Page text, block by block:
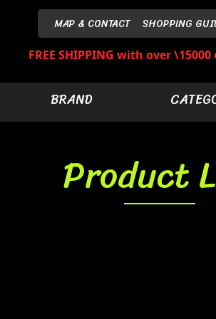
MAP & CONTACT SHOPPING
FREE SHIPPING with over \15000
BRAND
Product